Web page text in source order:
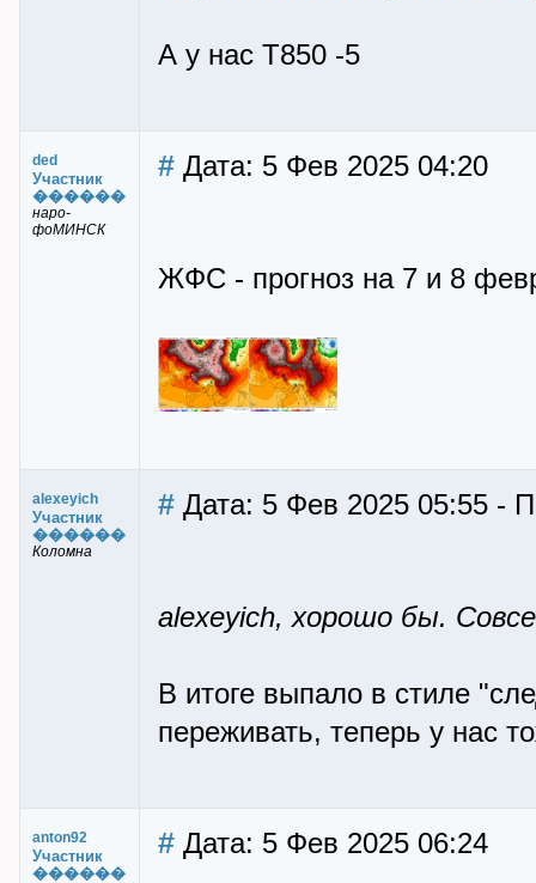
А у нас T850 -5
ded
Участник
������
наро-
фоМИНСК
# Дата: 5 Фев 2025 04:20
ЖФС - прогноз на 7 и 8
alexeyich
Участник
������
Коломна
# Дата: 5 Фев 2025 05:55 -
alexeyich, хорошо бы.
В итоге выпало в стиле
переживать, теперь у нас
anton92
Участник
������
# Дата: 5 Фев 2025 06:24